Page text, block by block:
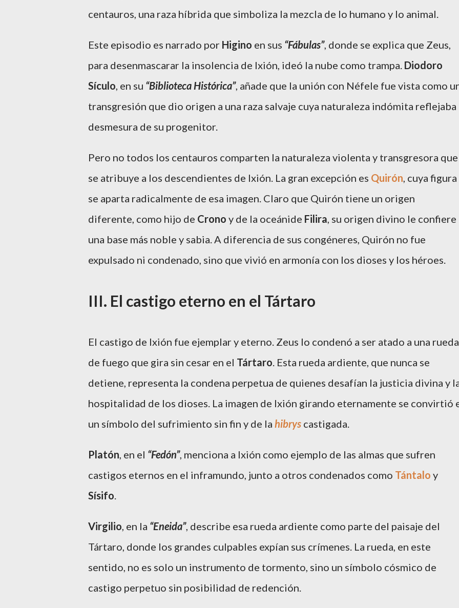
centauros, una raza híbrida que simboliza la mezcla de lo humano y lo animal.
Este episodio es narrado por Higino en sus “Fábulas”, donde se explica que Zeus,
para desenmascarar la insolencia de Ixión, ideó la nube como trampa. Diodoro
Sículo, en su “Biblioteca Histórica”, añade que la unión con Néfele fue vista como
transgresión que dio origen a una raza salvaje cuya naturaleza indómita reflejaba
desmesura de su progenitor.
Pero no todos los centauros comparten la naturaleza violenta y transgresora que
se atribuye a los descendientes de Ixión. La gran excepción es Quirón, cuya figura
se aparta radicalmente de esa imagen. Claro que Quirón tiene un origen
diferente, como hijo de Crono y de la oceánide Filira, su origen divino le confiere
una base más noble y sabia. A diferencia de sus congéneres, Quirón no fue
expulsado ni condenado, sino que vivió en armonía con los dioses y los héroes.
III. El castigo eterno en el Tártaro
El castigo de Ixión fue ejemplar y eterno. Zeus lo condenó a ser atado a una rueda
de fuego que gira sin cesar en el Tártaro. Esta rueda ardiente, que nunca se
detiene, representa la condena perpetua de quienes desafían la justicia divina y
hospitalidad de los dioses. La imagen de Ixión girando eternamente se convirtió
un símbolo del sufrimiento sin fin y de la hibrys castigada.
Platón, en el “Fedón”, menciona a Ixión como ejemplo de las almas que sufren
castigos eternos en el inframundo, junto a otros condenados como Tántalo y
Sísifo.
Virgilio, en la “Eneida”, describe esa rueda ardiente como parte del paisaje del
Tártaro, donde los grandes culpables expían sus crímenes. La rueda, en este
sentido, no es solo un instrumento de tormento, sino un símbolo cósmico de
castigo perpetuo sin posibilidad de redención.